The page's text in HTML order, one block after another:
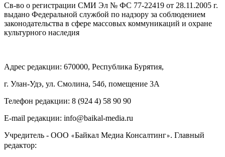
Св-во о регистрации СМИ Эл № ФС 77-22419 от 28.11.2005 г.
выдано Федеральной службой по надзору за соблюдением
законодательства в сфере массовых коммуникаций и охране
культурного наследия
Адрес редакции: 670000, Республика Бурятия,
г. Улан-Удэ, ул. Смолина, 54б, помещение 3А
Телефон редакции: ‎‎8 (924 4) 58 90 90
E-mail редакции: info@baikal-media.ru
Учредитель - ООО «Байкал Медиа Консалтинг». Главный
редактор: